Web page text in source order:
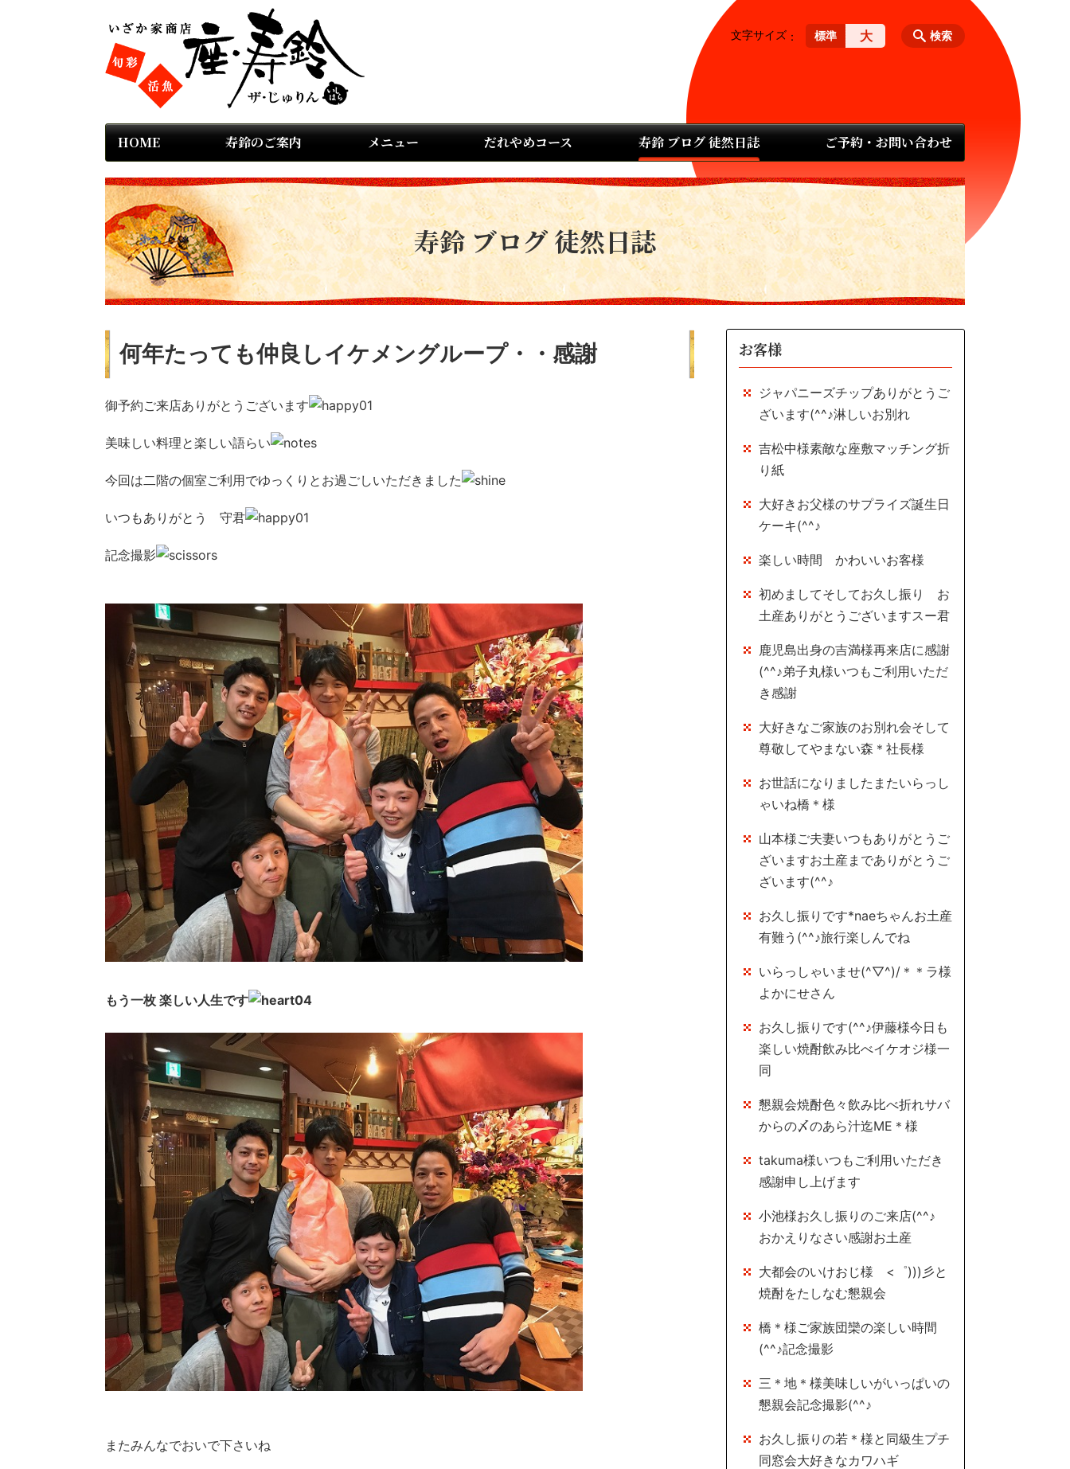
HOME 寿鈴のご案内 メニュー だれやめコース 寿鈴 ブログ 徒然日誌 ご予約・お問い合わせ
検索
文字サイズ 標準 大
寿鈴 ブログ 徒然日誌
何年たっても仲良しイケメングループ・・感謝
御予約ご来店ありがとうございます
美味しい料理と楽しい語らい
今回は二階の個室ご利用でゆっくりとお過ごしいただきました
いつもありがとう 守君
記念撮影
もう一枚 楽しい人生です
またみんなでおいで下さいね
お客様
ジャパニーズチップありがとうご
ざいます(^^♪淋しいお別れ
吉松中様素敵な座敷マッチング折
り紙
大好きお父様のサプライズ誕生日
ケーキ(^^♪
楽しい時間 かわいいお客様
初めましてそしてお久し振り お
土産ありがとうございますスー君
鹿児島出身の吉満様再来店に感謝
(^^♪弟子丸様いつもご利用いただ
き感謝
大好きなご家族のお別れ会そして
尊敬してやまない森＊社長様
お世話になりましたまたいらっし
ゃいね橋＊様
山本様ご夫妻いつもありがとうご
ざいますお土産までありがとうご
ざいます(^^♪
お久し振りです*naeちゃんお土産
有難う(^^♪旅行楽しんでね
いらっしゃいませ(^▽^)/＊＊ラ様
よかにせさん
お久し振りです(^^♪伊藤様今日も
楽しい焼酎飲み比べイケオジ様一
同
懇親会焼酎色々飲み比べ折れサバ
からの〆のあら汁迄ME＊様
takuma様いつもご利用いただき
感謝申し上げます
小池様お久し振りのご来店(^^♪
おかえりなさい感謝お土産
大都会のいけおじ様 <゜)))彡と
焼酎をたしなむ懇親会
橋＊様ご家族団欒の楽しい時間
(^^♪記念撮影
三＊地＊様美味しいがいっぱいの
懇親会記念撮影(^^♪
お久し振りの若＊様と同級生プチ
同窓会大好きなカワハギ